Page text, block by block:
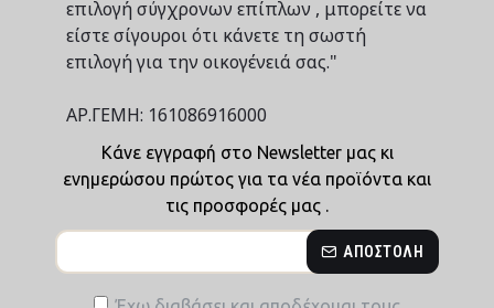
επιλογή σύγχρονων επίπλων , μπορείτε να
είστε σίγουροι ότι κάνετε τη σωστή
επιλογή για την οικογένειά σας."
ΑΡ.ΓΕΜΗ: 161086916000
Κάνε εγγραφή στο Newsletter μας κι
ενημερώσου πρώτος για τα νέα προϊόντα και
τις προσφορές μας .
ΑΠΟΣΤΟΛΉ